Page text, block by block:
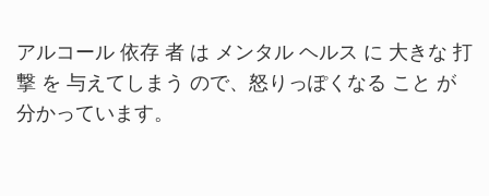
アルコール 依存 者 は メンタル ヘルス に 大きな 打
撃 を 与えてしまう ので、怒りっぽくなる こと が
分かっています。